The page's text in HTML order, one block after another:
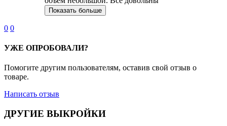
Показать больше
0 0
УЖЕ ОПРОБОВАЛИ?
Помогите другим пользователям, оставив свой отзыв о
товаре.
Написать отзыв
ДРУГИЕ ВЫКРОЙКИ